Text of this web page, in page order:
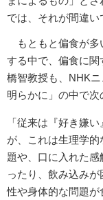
では、それが間違い
もともと偏食が多
する中で、偏食に
橋智教授も、NHK
明らかに」の中で次
「従来は『好き嫌
が、これは生理学
題や、口に入れた
ったり、飲み込み
性や身体的な問題が